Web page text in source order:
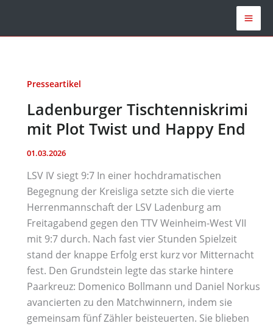
springen
Presseartikel
Ladenburger Tischtenniskrimi
mit Plot Twist und Happy End
01.03.2026
LSV IV siegt 9:7 In einer hochdramatischen
Begegnung der Kreisliga setzte sich die vierte
Herrenmannschaft der LSV Ladenburg am
Freitagabend gegen den TTV Weinheim-West VII
mit 9:7 durch. Nach fast vier Stunden Spielzeit
stand der knappe Erfolg erst kurz vor Mitternacht
fest. Den Grundstein legte das starke hintere
Paarkreuz: Domenico Bollmann und Daniel Norkus
avancierten zu den Matchwinnern, indem sie
gemeinsam fünf Zähler beisteuerten. Sie blieben